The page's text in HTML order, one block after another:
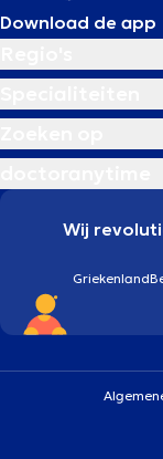
Download de app
Wij
Griekenland